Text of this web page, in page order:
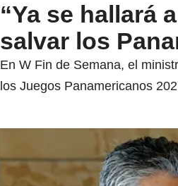
“Ya se hallará
salvar los
En W Fin de Semana, el
los Juegos Panamericanos